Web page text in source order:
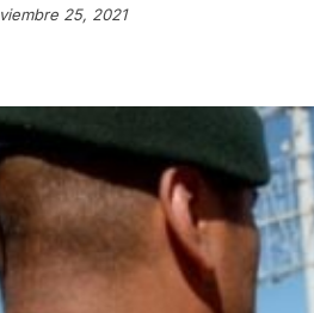
25, 2021